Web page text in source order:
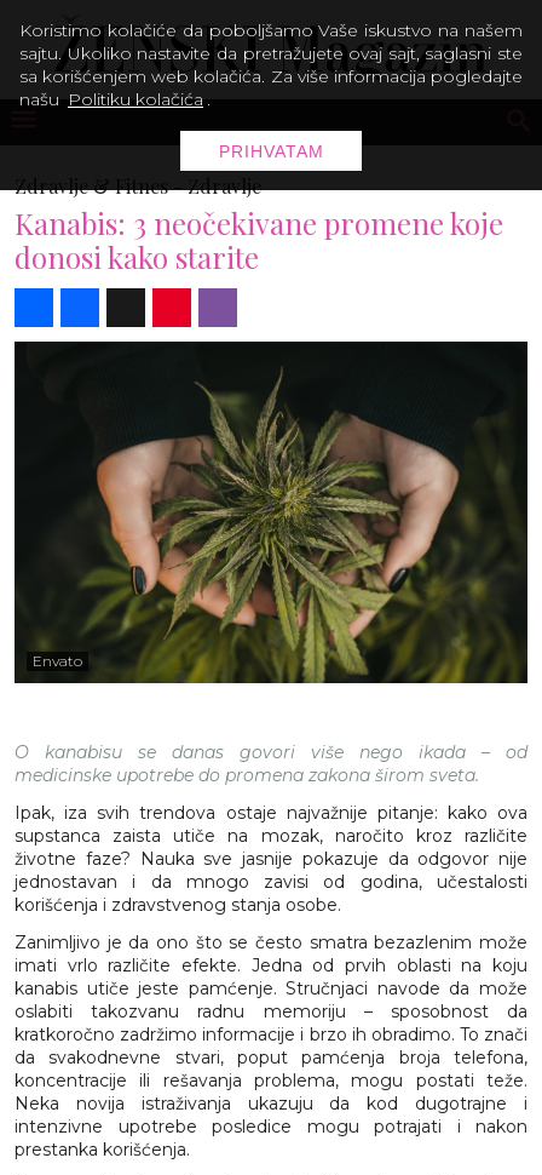
Zdravlje & Fitnes -Zdravlje
Kanabis: 3 neočekivane promene koje
donosi kako starite
Envato
O kanabisu se danas govori više nego ikada – od
medicinske upotrebe do promena zakona širom sveta.
Ipak, iza svih trendova ostaje najvažnije pitanje: kako ova
supstanca zaista utiče na mozak, naročito kroz različite
životne faze? Nauka sve jasnije pokazuje da odgovor nije
jednostavan i da mnogo zavisi od godina, učestalosti
korišćenja i zdravstvenog stanja osobe.
Zanimljivo je da ono što se često smatra bezazlenim može
imati vrlo različite efekte. Jedna od prvih oblasti na koju
kanabis utiče jeste pamćenje. Stručnjaci navode da može
oslabiti takozvanu radnu memoriju – sposobnost da
kratkoročno zadržimo informacije i brzo ih obradimo. To znači
da svakodnevne stvari, poput pamćenja broja telefona,
koncentracije ili rešavanja problema, mogu postati teže.
Neka novija istraživanja ukazuju da kod dugotrajne i
intenzivne upotrebe posledice mogu potrajati i nakon
prestanka korišćenja.
Koristimo kolačiće da poboljšamo Vaše iskustvo na našem
sajtu. Ukoliko nastavite da pretražujete ovaj sajt, saglasni ste
sa korišćenjem web kolačića. Za više informacija pogledajte
našu Politiku kolačića .
PRIHVATAM